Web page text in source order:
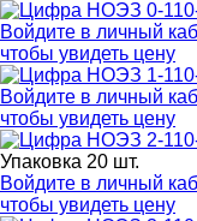
Войдите в личный
чтобы увидеть цену
Войдите в личный
чтобы увидеть цену
Упаковка 20 шт.
Войдите в личный
чтобы увидеть цену